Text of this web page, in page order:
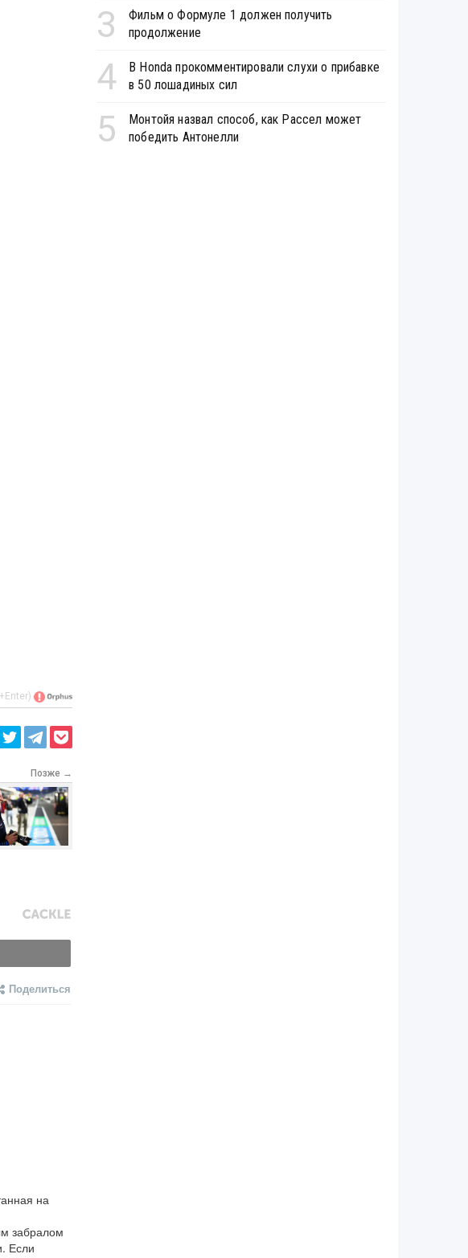
Позже →
Поделиться
на
забралом
Если
3
Фильм о Формуле 1 должен получить
продолжение
4
В Honda прокомментировали слухи о прибавке
в 50 лошадиных сил
5
Монтойя назвал способ, как Рассел может
победить Антонелли